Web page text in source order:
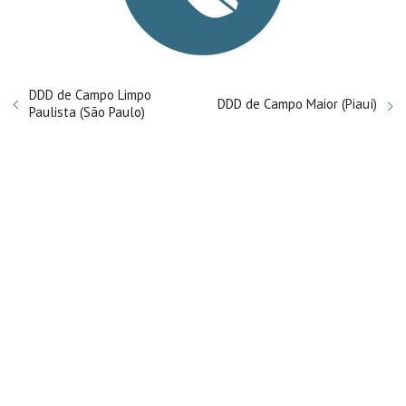
DDD de Campo Limpo
Paulista (São Paulo)
DDD de Campo Maior (Piauí)